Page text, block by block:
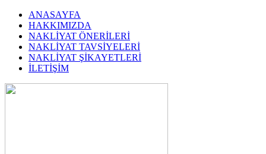
ANASAYFA
HAKKIMIZDA
NAKLİYAT ÖNERİLERİ
NAKLİYAT TAVSİYELERİ
NAKLİYAT ŞİKAYETLERİ
İLETİŞİM